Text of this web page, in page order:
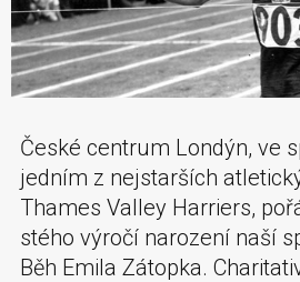
České centrum Londýn, ve
jedním z nejstarších
Thames Valley Harriers,
stého výročí narození naší
Běh Emila Zátopka.